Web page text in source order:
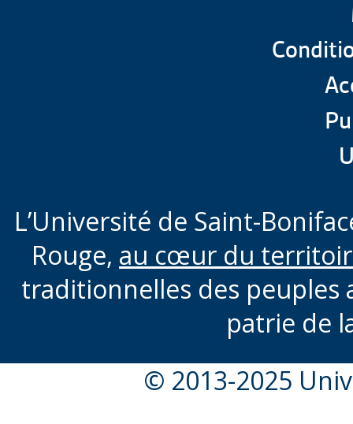
L’Université de Saint-
Rouge, au cœur du
traditionnelles des peuples
patrie de
© 2013-2025